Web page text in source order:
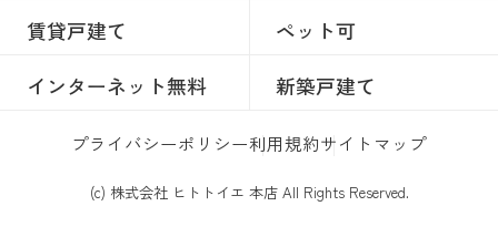
賃貸戸建て
ペット可
インターネット無料
新築戸建て
プライバシーポリシー利用規約サイトマップ
(c) 株式会社 ヒトトイエ 本店 All Rights Reserved.